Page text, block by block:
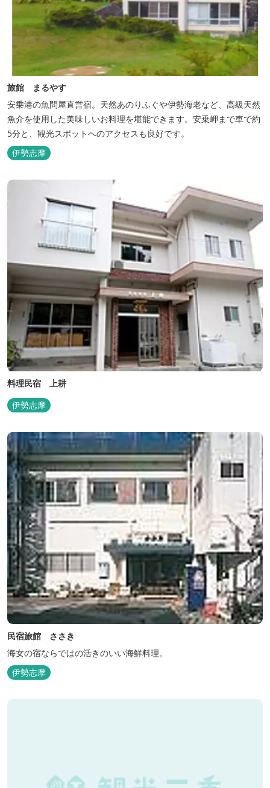
旅館 まるやす
安乗港の魚問屋直営宿。天然あのりふぐや伊勢海老など、高級天然
魚介を使用した美味しいお料理を堪能できます。安乗岬まで車で約
5分と、観光スポットへのアクセスも良好です。
伊勢志摩
料理民宿 上耕
伊勢志摩
民宿旅館 ささき
海女の宿ならではの活きのいい海鮮料理。
伊勢志摩